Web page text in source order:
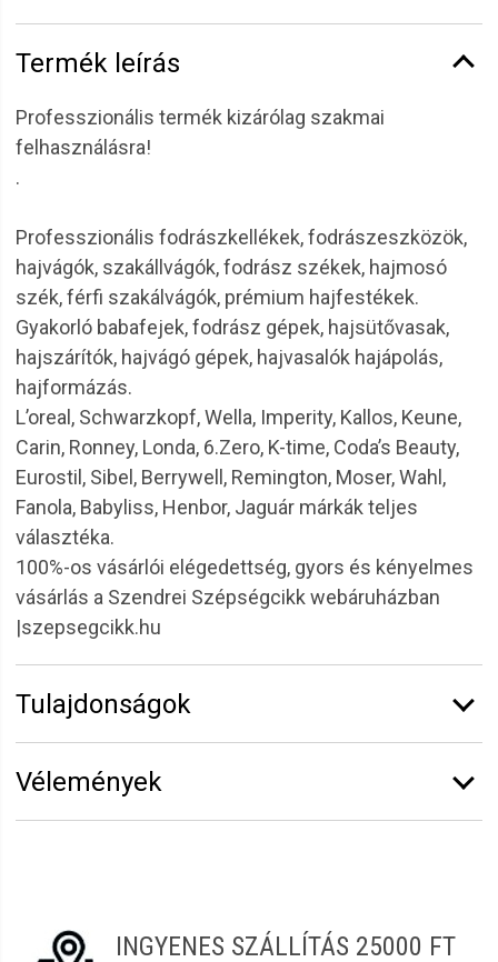
Termék leírás
Professzionális termék kizárólag szakmai
felhasználásra!
.
Professzionális fodrászkellékek, fodrászeszközök,
hajvágók, szakállvágók, fodrász székek, hajmosó
szék, férfi szakálvágók, prémium hajfestékek.
Gyakorló babafejek, fodrász gépek, hajsütővasak,
hajszárítók, hajvágó gépek, hajvasalók hajápolás,
hajformázás.
L’oreal, Schwarzkopf, Wella, Imperity, Kallos, Keune,
Carin, Ronney, Londa, 6.Zero, K-time, Coda’s Beauty,
Eurostil, Sibel, Berrywell, Remington, Moser, Wahl,
Fanola, Babyliss, Henbor, Jaguár márkák teljes
választéka.
100%-os vásárlói elégedettség, gyors és kényelmes
vásárlás a Szendrei Szépségcikk webáruházban
|szepsegcikk.hu
Tulajdonságok
Átmérő:
Vélemények
INGYENES SZÁLLÍTÁS 25000 FT